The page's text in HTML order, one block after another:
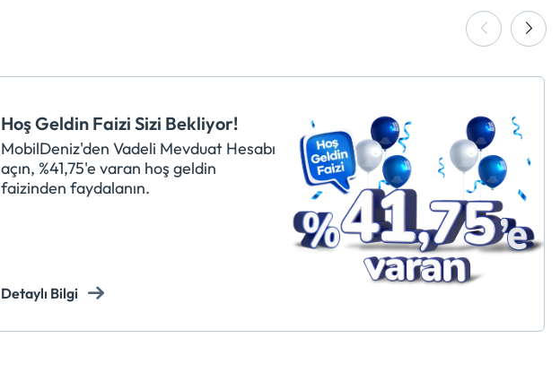
Hoş Geldin Faizi Sizi Bekliyor!
MobilDeniz'den Vadeli Mevduat Hesabı
açın, %41,75'e varan hoş geldin
faizinden faydalanın.
Detaylı Bilgi
Geri İleri